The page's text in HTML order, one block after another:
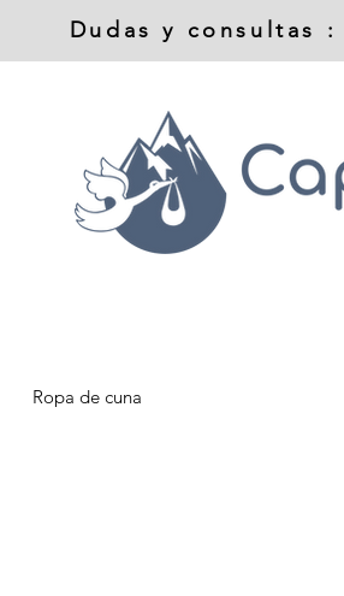
Dudas y consultas :
Ropa de cuna